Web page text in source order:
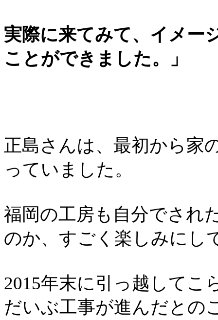
実際に来てみて、イメー
ことができました。」
正島さんは、最初から家
っていました。
福岡の工房も自分でされ
のか、すごく楽しみにし
2015年末に引っ越してこ
だいぶ工事が進んだとの